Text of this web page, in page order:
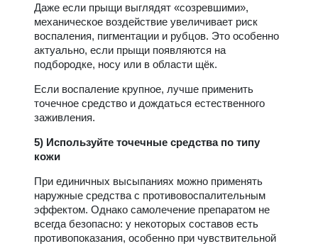
Даже если прыщи выглядят «созревшими»,
механическое воздействие увеличивает риск
воспаления, пигментации и рубцов. Это особенно
актуально, если прыщи появляются на
подбородке, носу или в области щёк.
Если воспаление крупное, лучше применить
точечное средство и дождаться естественного
заживления.
5) Используйте точечные средства по типу
кожи
При единичных высыпаниях можно применять
наружные средства с противовоспалительным
эффектом. Однако самолечение препаратом не
всегда безопасно: у некоторых составов есть
противопоказания, особенно при чувствительной